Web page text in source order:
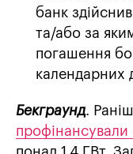
банк
та/або за
погашення
календарних
Бекграунд.